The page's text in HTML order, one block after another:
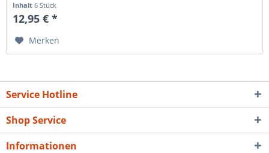
Inhalt6 Stück
12,95 € *
Merken
Service Hotline
Shop Service
Informationen